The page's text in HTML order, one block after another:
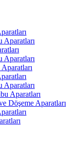
Aparatları
Aparatları
Aparatları
Döşeme Aparatları